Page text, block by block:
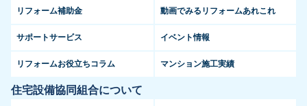
リフォーム補助金 動画でみるリフォームあれこれ
サポートサービス イベント情報
リフォームお役立ちコラム マンション施工実績
住宅設備協同組合について